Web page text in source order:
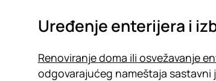
Uređenje enterijera i
Renoviranje doma ili osvežavanje
odgovarajućeg nameštaja sastavni